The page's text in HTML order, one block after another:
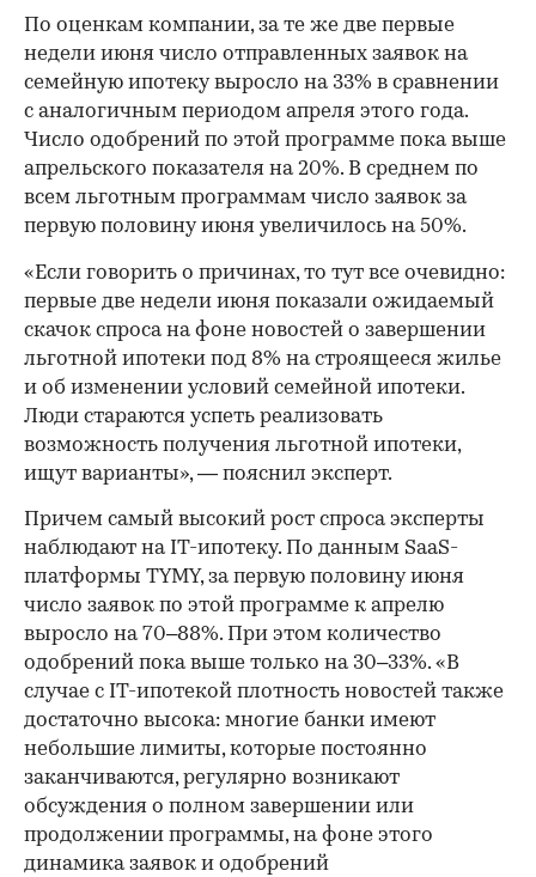
По оценкам компании, за те же две первые
недели июня число отправленных заявок на
семейную ипотеку выросло на 33% в сравнении
с аналогичным периодом апреля этого года.
Число одобрений по этой программе пока выше
апрельского показателя на 20%. В среднем по
всем льготным программам число заявок за
первую половину июня увеличилось на 50%.
«Если говорить о причинах, то тут все очевидно:
первые две недели июня показали ожидаемый
скачок спроса на фоне новостей о завершении
льготной ипотеки под 8% на строящееся жилье
и об изменении условий семейной ипотеки.
Люди стараются успеть реализовать
возможность получения льготной ипотеки,
ищут варианты», — пояснил эксперт.
Причем самый высокий рост спроса эксперты
наблюдают на IT-ипотеку. По данным SaaS-
платформы TYMY, за первую половину июня
число заявок по этой программе к апрелю
выросло на 70–88%. При этом количество
одобрений пока выше только на 30–33%. «В
случае с IT-ипотекой плотность новостей также
достаточно высока: многие банки имеют
небольшие лимиты, которые постоянно
заканчиваются, регулярно возникают
обсуждения о полном завершении или
продолжении программы, на фоне этого
динамика заявок и одобрений